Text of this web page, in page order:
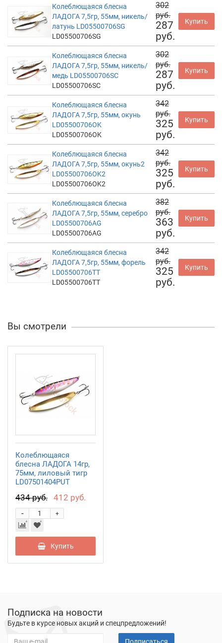
Колеблющаяся блесна
ЛАДОГА 7,5гр, 55мм, никель/
латунь LD05500706SG
LD05500706SG
302
руб.
287
руб.
Купить
Колеблющаяся блесна
ЛАДОГА 7,5гр, 55мм, никель/
медь LD05500706SC
LD05500706SC
302
руб.
287
руб.
Купить
Колеблющаяся блесна
ЛАДОГА 7,5гр, 55мм, окунь
LD05500706OK
LD05500706OK
342
руб.
325
руб.
Купить
Колеблющаяся блесна
ЛАДОГА 7,5гр, 55мм, окунь2
LD05500706OK2
LD05500706OK2
342
руб.
325
руб.
Купить
Колеблющаяся блесна
ЛАДОГА 7,5гр, 55мм, серебро
LD05500706AG
LD05500706AG
382
руб.
363
руб.
Купить
Колеблющаяся блесна
ЛАДОГА 7,5гр, 55мм, форель
LD05500706TT
LD05500706TT
342
руб.
325
руб.
Купить
Вы смотрели
Колеблющаяся
блесна ЛАДОГА 14гр,
75мм, лиловый тигр
LD07501404PUT
434 руб. 412 руб.
+
-
Купить
Подписка на новости
Будьте в курсе новых акций и спецпредложений!
Подписаться